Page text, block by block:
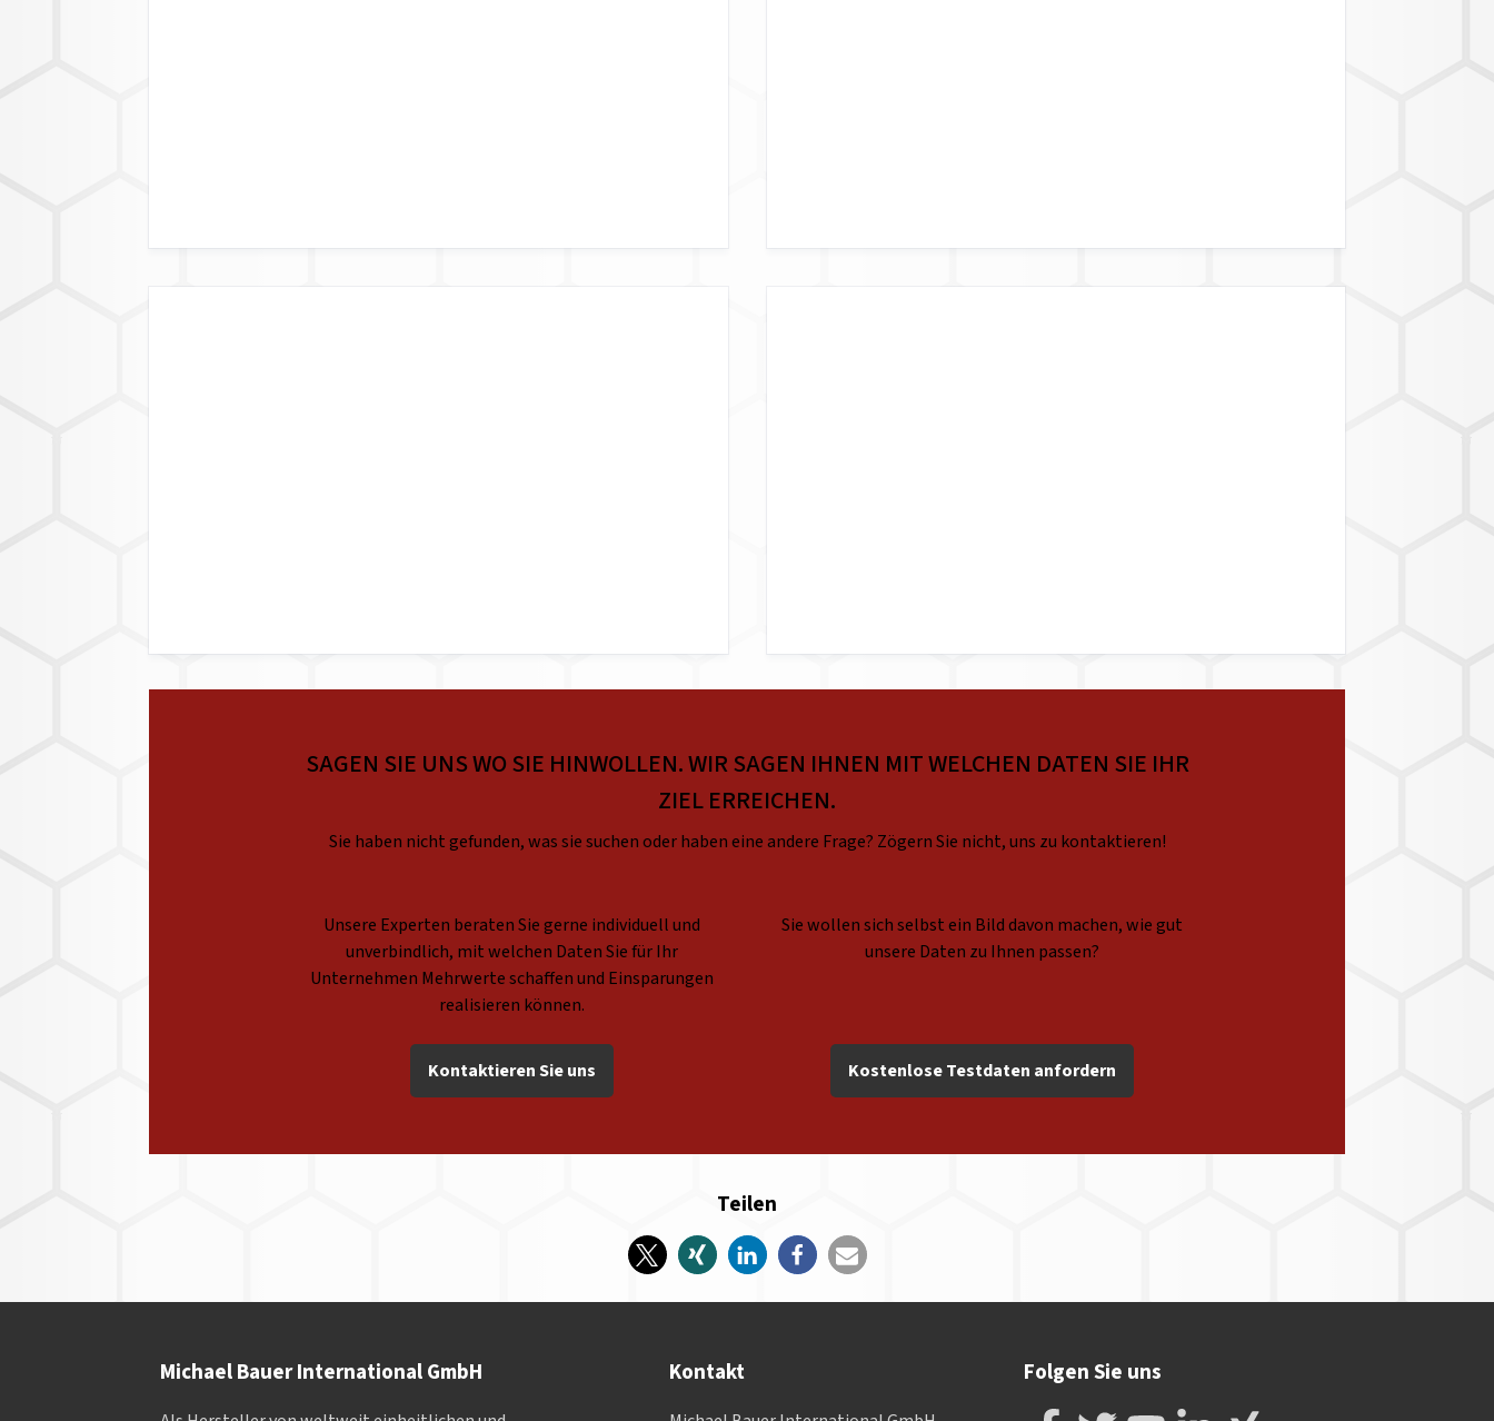
SAGEN SIE UNS WO SIE HINWOLLEN. WIR SAGEN IHNEN MIT WELCHEN DATEN SIE IHR
ZIEL ERREICHEN.
Sie haben nicht gefunden, was sie suchen oder haben eine andere Frage? Zögern Sie nicht, uns zu kontaktieren!
Unsere Experten beraten Sie gerne individuell und
unverbindlich, mit welchen Daten Sie für Ihr
Unternehmen Mehrwerte schaffen und Einsparungen
realisieren können.
Sie wollen sich selbst ein Bild davon machen, wie gut
unsere Daten zu Ihnen passen?
Kontaktieren Sie uns Kostenlose Testdaten anfordern
Teilen
Michael Bauer International GmbH Kontakt Folgen Sie uns